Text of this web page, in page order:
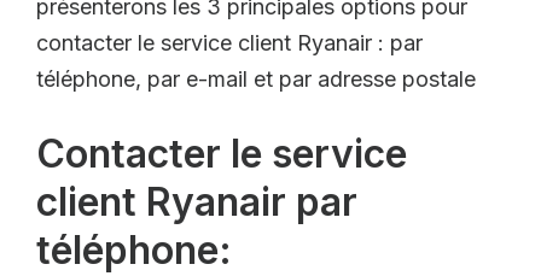
présenterons les 3 principales options pour
contacter le service client Ryanair : par
téléphone, par e-mail et par adresse postale
Contacter le service
client Ryanair par
téléphone: